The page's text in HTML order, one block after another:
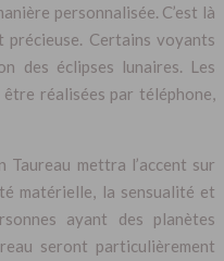
personnalisée. C’est là
précieuse. Certains voyants
des éclipses lunaires. Les
être réalisées par téléphone,
Taureau mettra l’accent sur
matérielle, la sensualité et
ayant des planètes
seront particulièrement